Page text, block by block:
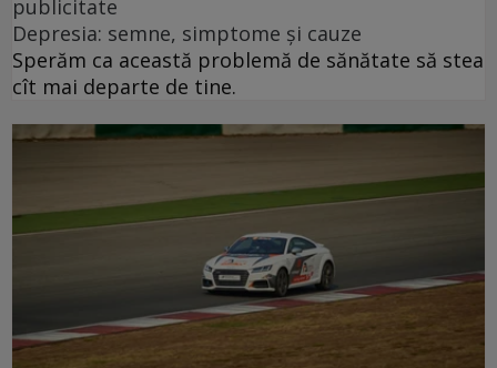
publicitate
Depresia: semne, simptome și cauze
Sperăm ca această problemă de sănătate să stea
cît mai departe de tine.